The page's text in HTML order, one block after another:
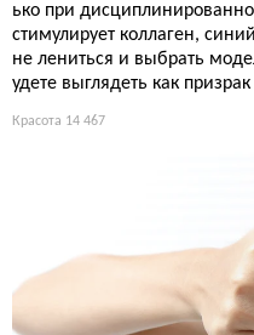
ько при
стимулирует коллаген,
не лениться и выбрать
удете выглядеть как
Красота 14 467